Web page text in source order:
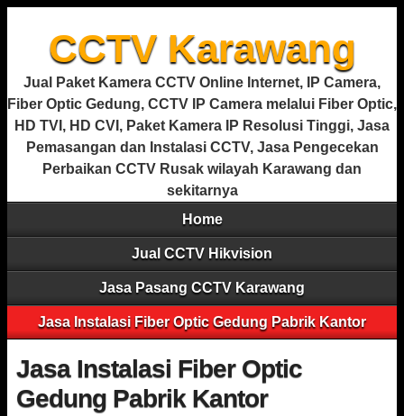
CCTV Karawang
Jual Paket Kamera CCTV Online Internet, IP Camera,
Fiber Optic Gedung, CCTV IP Camera melalui Fiber Optic,
HD TVI, HD CVI, Paket Kamera IP Resolusi Tinggi, Jasa
Pemasangan dan Instalasi CCTV, Jasa Pengecekan
Perbaikan CCTV Rusak wilayah Karawang dan
sekitarnya
Home
Jual CCTV Hikvision
Jasa Pasang CCTV Karawang
Jasa Instalasi Fiber Optic Gedung Pabrik Kantor
Jasa Instalasi Fiber Optic
Gedung Pabrik Kantor